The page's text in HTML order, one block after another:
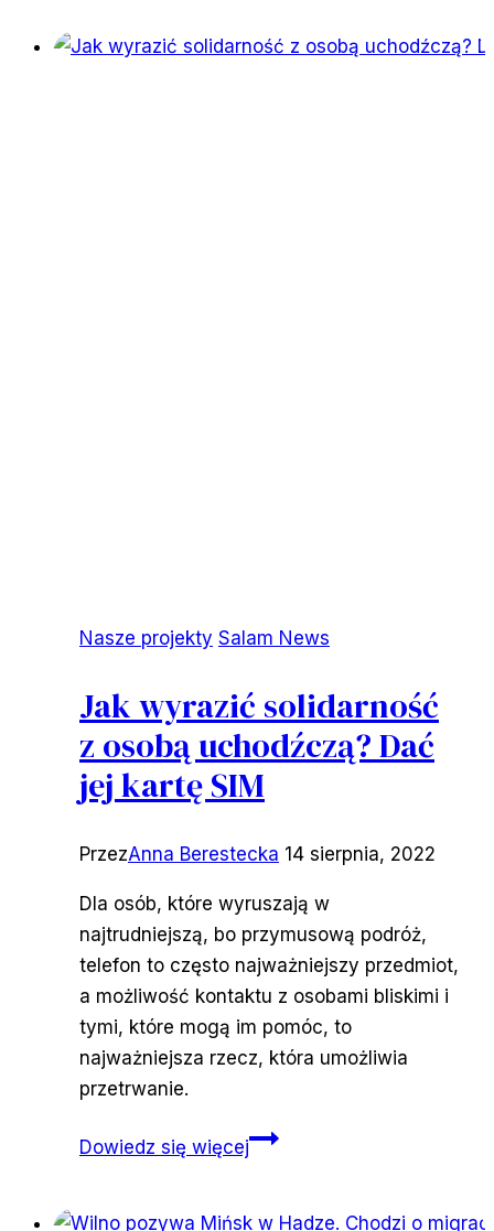
Nasze projekty Salam News
Jak wyrazić solidarność
z osobą uchodźczą? Dać
jej kartę SIM
PrzezAnna Berestecka 14 sierpnia, 2022
Dla osób, które wyruszają w
najtrudniejszą, bo przymusową podróż,
telefon to często najważniejszy przedmiot,
a możliwość kontaktu z osobami bliskimi i
tymi, które mogą im pomóc, to
najważniejsza rzecz, która umożliwia
przetrwanie.
Dowiedz się więcejJak